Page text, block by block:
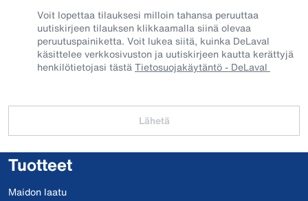
Voit lopettaa tilauksesi milloin tahansa peruuttaa
uutiskirjeen tilauksen klikkaamalla siinä olevaa
peruutuspainiketta. Voit lukea siitä, kuinka DeLaval
käsittelee verkkosivuston ja uutiskirjeen kautta kerättyjä
henkilötietojasi tästäTietosuojakäytäntö - DeLaval
Lähetä
Tuotteet
Maidon laatu